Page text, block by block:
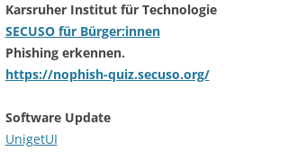
Karsruher Institut für Technologie
SECUSO für Bürger:innen
Phishing erkennen.
https://nophish-quiz.secuso.org/
Software Update
UnigetUI